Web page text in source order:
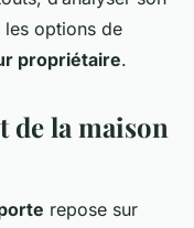
options de
propriétaire.
de la maison
repose sur